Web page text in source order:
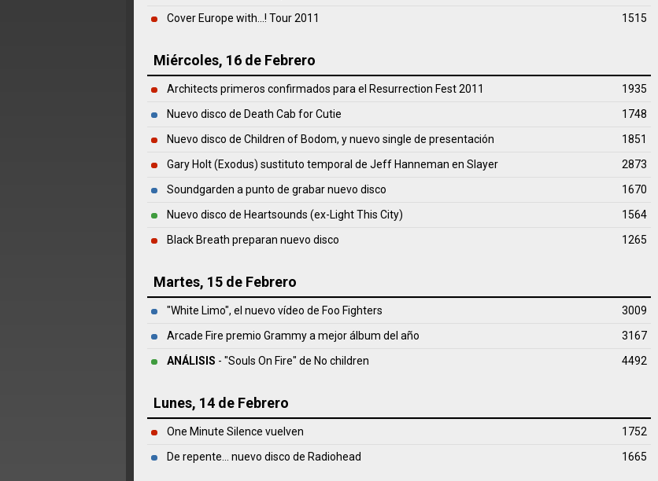
Cover Europe with...! Tour 2011
1515
Miércoles, 16 de Febrero
Architects primeros confirmados para el Resurrection Fest 2011
1935
Nuevo disco de Death Cab for Cutie
1748
Nuevo disco de Children of Bodom, y nuevo single de presentación
1851
Gary Holt (Exodus) sustituto temporal de Jeff Hanneman en Slayer
2873
Soundgarden a punto de grabar nuevo disco
1670
Nuevo disco de Heartsounds (ex-Light This City)
1564
Black Breath preparan nuevo disco
1265
Martes, 15 de Febrero
"White Limo", el nuevo vídeo de Foo Fighters
3009
Arcade Fire premio Grammy a mejor álbum del año
3167
ANÁLISIS - "Souls On Fire" de No children 4492
Lunes, 14 de Febrero
One Minute Silence vuelven
1752
De repente... nuevo disco de Radiohead
1665